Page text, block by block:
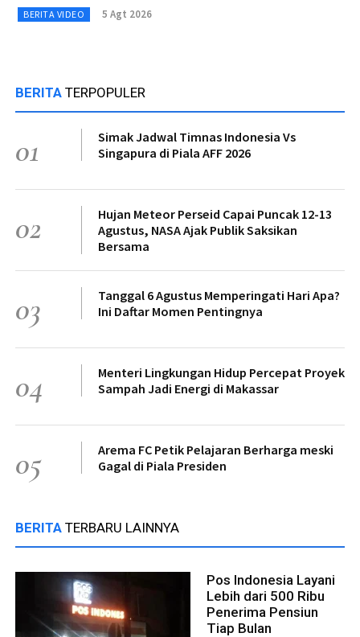
BERITA VIDEO 5 Agt 2026
BERITA TERPOPULER
01
Simak Jadwal Timnas Indonesia Vs
Singapura di Piala AFF 2026
02
Hujan Meteor Perseid Capai Puncak 12-13
Agustus, NASA Ajak Publik Saksikan
Bersama
03
Tanggal 6 Agustus Memperingati Hari Apa?
Ini Daftar Momen Pentingnya
04
Menteri Lingkungan Hidup Percepat Proyek
Sampah Jadi Energi di Makassar
05
Arema FC Petik Pelajaran Berharga meski
Gagal di Piala Presiden
BERITA TERBARU LAINNYA
Pos Indonesia Layani
Lebih dari 500 Ribu
Penerima Pensiun
Tiap Bulan